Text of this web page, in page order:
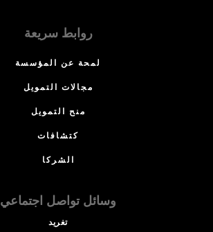
روابط سريعة
لمحة عن المؤسسة
مجالات التمويل
منح التمويل
كتشافات
الشركا
وسائل تواصل اجتماعي
تغريد